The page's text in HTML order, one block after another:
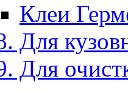
Клеи
Для
Для